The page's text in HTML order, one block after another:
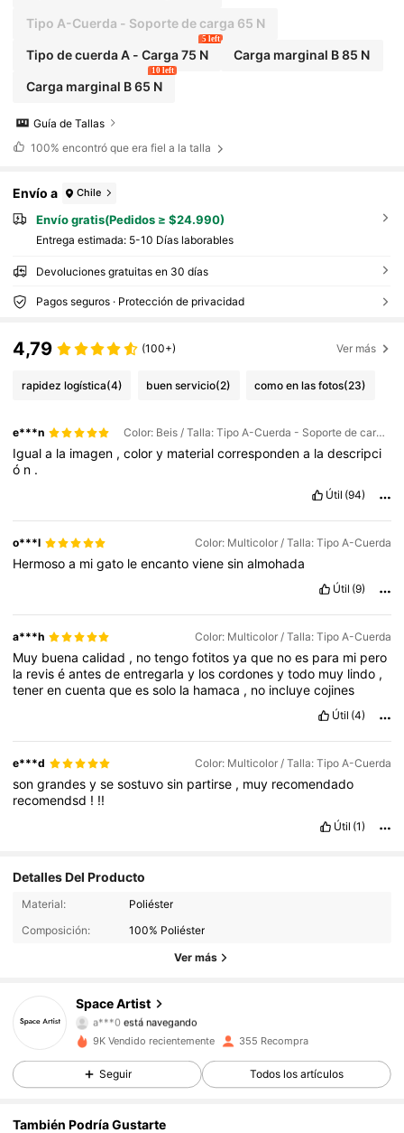
Tipo A-Cuerda - Soporte de carga 65 N
Tipo de cuerda A - Carga 75 N
5 left
Carga marginal B 85 N
Carga marginal B 65 N
10 left
Guía de Tallas
100% encontró que era fiel a la talla
Envío a Chile
Envío gratis(Pedidos ≥ $24.990)
Entrega estimada: 5-10 Días laborables
Devoluciones gratuitas en 30 días
Pagos seguros · Protección de privacidad
4,79 (100+) Ver más
rapidez logística(4) buen servicio(2) como en las fotos(23)
e***n Color: Beis / Talla: Tipo A-Cuerda - Soporte de carga 65 N
Iguala la imagen ,colory materialcorrespondena ladescripci
ó n .
Útil (94)
o***l Color: Multicolor / Talla: Tipo A-Cuerda
Hermosoa migato leencantovienesinalmohada
Útil (9)
a***h Color: Multicolor / Talla: Tipo A-Cuerda
Muy buenacalidad , notengofotitosyaque noes para mi pero
la reviséantesdeentregarlay loscordonesytodo muy lindo ,
tenerencuentaqueessolo la hamaca , no incluyecojines
Útil (4)
e***d Color: Multicolor / Talla: Tipo A-Cuerda
songrandesysesostuvosin partirse , muy recomendado
recomendsd ! !!
Útil (1)
Detalles Del Producto
Material:
Poliéster
Composición:
100% Poliéster
Ver más
Space Artist
483 Seguidores
a***0 está navegando
4,80 483 Seguidores
4,80 483 Seguidores
9K Vendido recientemente 355 Recompra
Seguir Todos los artículos
También Podría Gustarte